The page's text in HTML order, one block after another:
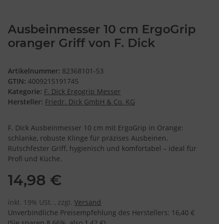
Ausbeinmesser 10 cm ErgoGrip
oranger Griff von F. Dick
Artikelnummer: 82368101-53
GTIN: 4009215191745
Kategorie: F. Dick Ergogrip Messer
Hersteller: Friedr. Dick GmbH & Co. KG
F. Dick Ausbeinmesser 10 cm mit ErgoGrip in Orange:
schlanke, robuste Klinge für präzises Ausbeinen.
Rutschfester Griff, hygienisch und komfortabel – ideal für
Profi und Küche.
14,98 €
inkl. 19% USt. , zzgl. Versand
Unverbindliche Preisempfehlung des Herstellers: 16,40 €